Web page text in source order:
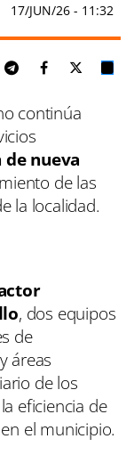
17/JUN/26 - 11:32
continúa
nueva
de las
la localidad.
, dos equipos
de
áreas
de los
eficiencia de
el municipio.